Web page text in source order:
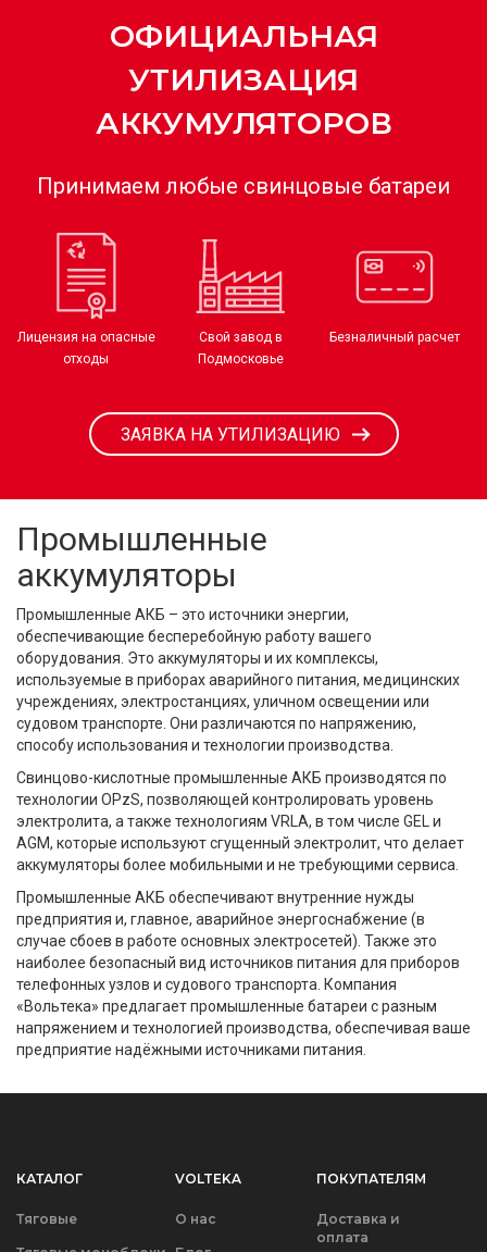
ОФИЦИАЛЬНАЯ
УТИЛИЗАЦИЯ
АККУМУЛЯТОРОВ
Принимаем любые свинцовые батареи
Лицензия на опасные
отходы
Свой завод в
Подмосковье
Безналичный расчет
ЗАЯВКА НА УТИЛИЗАЦИЮ
Промышленные
аккумуляторы
Промышленные АКБ – это источники энергии,
обеспечивающие бесперебойную работу вашего
оборудования. Это аккумуляторы и их комплексы,
используемые в приборах аварийного питания, медицинских
учреждениях, электростанциях, уличном освещении или
судовом транспорте. Они различаются по напряжению,
способу использования и технологии производства.
Свинцово-кислотные промышленные АКБ производятся по
технологии OPzS, позволяющей контролировать уровень
электролита, а также технологиям VRLA, в том числе GEL и
AGM, которые используют сгущенный электролит, что делает
аккумуляторы более мобильными и не требующими сервиса.
Промышленные АКБ обеспечивают внутренние нужды
предприятия и, главное, аварийное энергоснабжение (в
случае сбоев в работе основных электросетей). Также это
наиболее безопасный вид источников питания для приборов
телефонных узлов и судового транспорта. Компания
«Вольтека» предлагает промышленные батареи с разным
напряжением и технологией производства, обеспечивая ваше
предприятие надёжными источниками питания.
КАТАЛОГ
Тяговые
VOLTEKA
О нас
ПОКУПАТЕЛЯМ
Доставка и
оплата